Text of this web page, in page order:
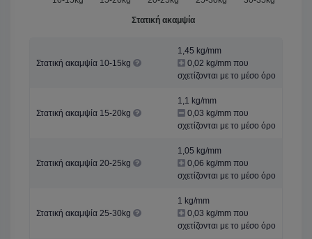
Στατική ακαμψία
Στατική ακαμψία 10-15kg
1,45 kg/mm
0,02 kg/mm που
σχετίζονται με το μέσο όρο
Στατική ακαμψία 15-20kg
1,1 kg/mm
0,03 kg/mm που
σχετίζονται με το μέσο όρο
Στατική ακαμψία 20-25kg
1,05 kg/mm
0,06 kg/mm που
σχετίζονται με το μέσο όρο
Στατική ακαμψία 25-30kg
1 kg/mm
0,03 kg/mm που
σχετίζονται με το μέσο όρο